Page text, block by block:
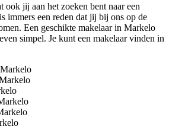
ook jij aan het zoeken bent naar een
immers een reden dat jij bij ons op de
Een geschikte makelaar in Markelo
simpel. Je kunt een makelaar vinden in